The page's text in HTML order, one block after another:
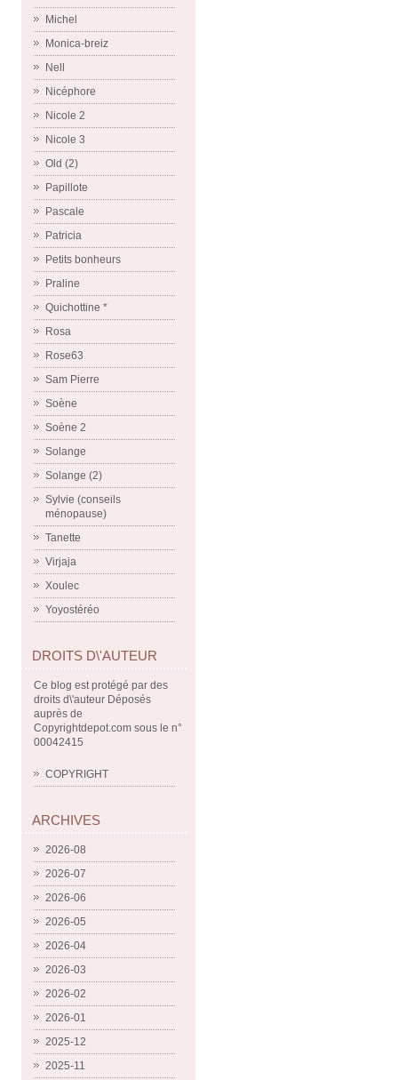
Michel
Monica-breiz
Nell
Nicéphore
Nicole 2
Nicole 3
Old (2)
Papillote
Pascale
Patricia
Petits bonheurs
Praline
Quichottine *
Rosa
Rose63
Sam Pierre
Soène
Soène 2
Solange
Solange (2)
Sylvie (conseils
ménopause)
Tanette
Virjaja
Xoulec
Yoyostéréo
DROITS D\'AUTEUR
Ce blog est protégé par des
droits d\'auteur Déposés
auprès de
Copyrightdepot.com sous le n°
00042415
COPYRIGHT
ARCHIVES
2026-08
2026-07
2026-06
2026-05
2026-04
2026-03
2026-02
2026-01
2025-12
2025-11